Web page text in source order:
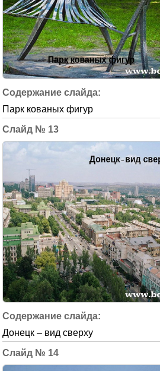
Парк кованых фигур
13
Донецк – вид сверху
14